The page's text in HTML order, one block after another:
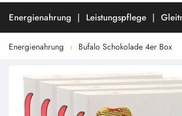
Energienahrung Leistungspflege
Energienahrung Bufalo Schokolade 4er Box